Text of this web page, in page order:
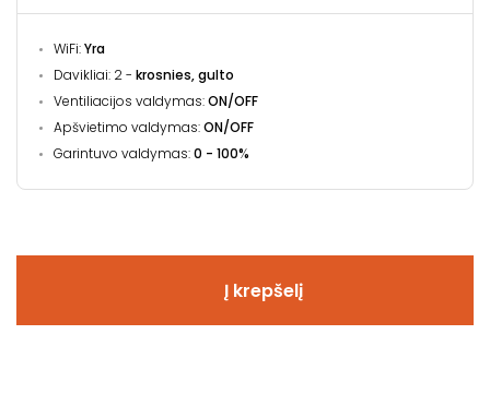
WiFi:Yra
Davikliai: 2 - krosnies, gulto
Ventiliacijos valdymas:ON/OFF
Apšvietimo valdymas:ON/OFF
Garintuvo valdymas:0 - 100%
Į krepšelį